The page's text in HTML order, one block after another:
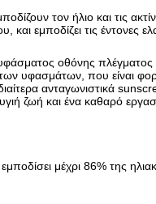
τον ήλιο και τις
εμποδίζει τις έντονες
οθόνης πλέγματος
υφασμάτων, που είναι
ανταγωνιστικά
ζωή και ένα καθαρό
μέχρι 86% της